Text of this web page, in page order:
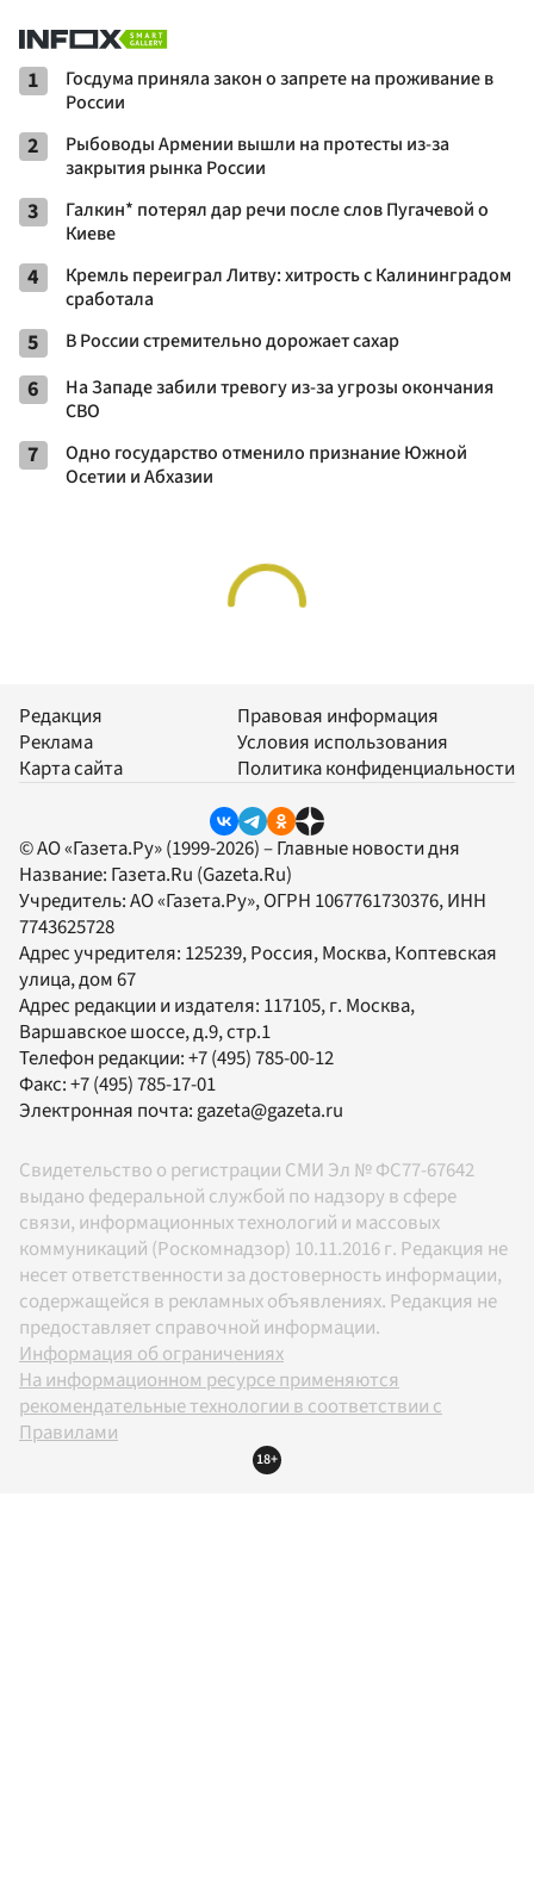
1
Госдума приняла закон о запрете на проживание в
России
2
Рыбоводы Армении вышли на протесты из-за
закрытия рынка России
3
Галкин* потерял дар речи после слов Пугачевой о
Киеве
4
Кремль переиграл Литву: хитрость с Калининградом
сработала
5 В России стремительно дорожает сахар
6
На Западе забили тревогу из-за угрозы окончания
СВО
7
Одно государство отменило признание Южной
Осетии и Абхазии
Редакция
Реклама
Карта сайта
Правовая информация
Условия использования
Политика конфиденциальности
© АО «Газета.Ру» (1999-2026) – Главные новости дня
Название: Газета.Ru (Gazeta.Ru)
Учредитель:АО «Газета.Ру», ОГРН 1067761730376, ИНН
7743625728
Адрес учредителя: 125239, Россия, Москва, Коптевская
улица, дом 67
Адрес редакции и издателя: 117105, г. Москва,
Варшавское шоссе, д.9, стр.1
Телефон редакции:+7 (495) 785-00-12
Факс:+7 (495) 785-17-01
Электронная почта: gazeta@gazeta.ru
Свидетельство о регистрации СМИ Эл № ФС77-67642
выдано федеральной службой по надзору в сфере
связи, информационных технологий и массовых
коммуникаций (Роскомнадзор) 10.11.2016 г. Редакция не
несет ответственности за достоверность информации,
содержащейся в рекламных объявлениях. Редакция не
предоставляет справочной информации.
Информация об ограничениях
На информационном ресурсе применяются
рекомендательные технологии в соответствии с
Правилами
18+